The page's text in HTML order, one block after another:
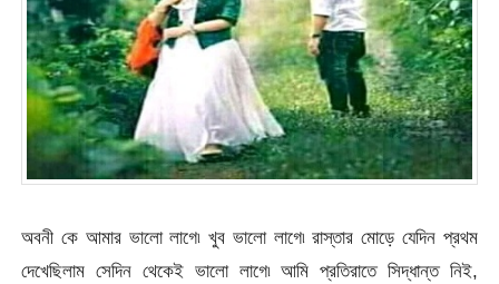
অবনী কে আমার ভালো লাগে৷ খুব ভালো লাগে৷ রাস্তার মোড়ে যেদিন প্রথম
দেখেছিলাম সেদিন থেকেই ভালো লাগে৷ আমি প্রতিরাতে সিদ্ধান্ত নিই,